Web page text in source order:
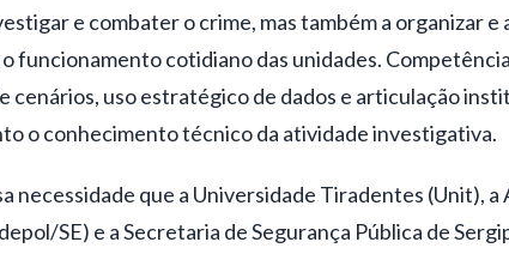
e combater o crime, mas também a organizar
funcionamento cotidiano das unidades.
cenários, uso estratégico de dados e articulação
o conhecimento técnico da atividade investigativa.
necessidade que a Universidade Tiradentes (Unit), a
SE) e aSecretaria de Segurança Pública de